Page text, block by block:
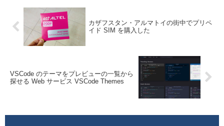
カザフスタン・アルマトイの街中でプリペ
イド SIM を購入した
VSCode のテーマをプレビューの一覧から
探せる Web サービス VSCode Themes